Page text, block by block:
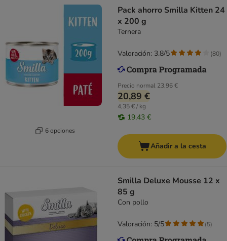
6 opciones
Pack ahorro Smilla Kitten 24
x 200 g
Ternera
Precio normal 23,96 €
20,89 €
4,35 € / kg
19,43 €
Valoración: 3.8/5 (80)
Añadir a la cesta
Smilla Deluxe Mousse 12 x
85 g
Con pollo
Valoración: 5/5 (5)